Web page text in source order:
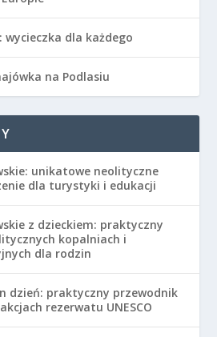
wycieczka dla każdego
na Podlasiu
unikatowe neolityczne
dla turystyki i edukacji
z dzieckiem: praktyczny
kopalniach i
dla rodzin
dzień: praktyczny przewodnik
rezerwatu UNESCO